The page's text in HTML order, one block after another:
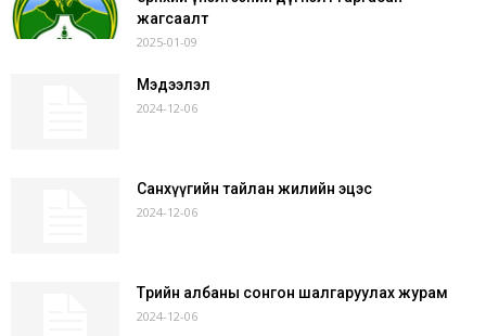
жагсаалт
2025-01-09
Мэдээлэл
2024-12-06
Санхүүгийн тайлан жилийн эцэс
2024-12-06
Төрийн албаны сонгон шалгаруулах журам
2024-12-06